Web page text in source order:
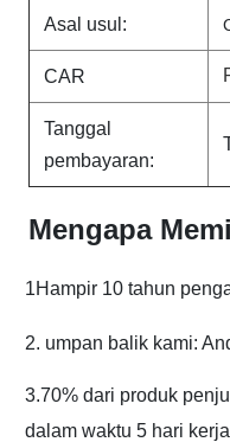
Asal usul:
CAR
Tanggal
pembayaran:
Mengapa
1Hampir 10 tahun
2. umpan balik kami:
3.70% dari produk
dalam waktu 5 hari